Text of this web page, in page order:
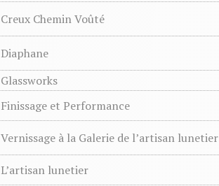
Creux Chemin Voûté
Diaphane
Glassworks
Finissage et Performance
Vernissage à la Galerie de l’artisan lunetier
L’artisan lunetier